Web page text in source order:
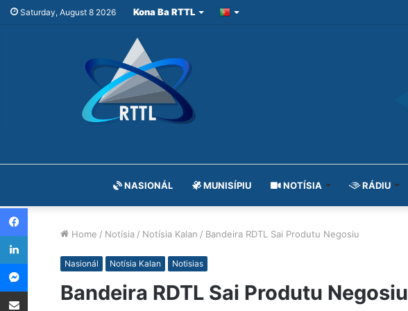
Saturday, August 8 2026 Kona Ba RTTL
NASIONÁL MUNISÍPIU NOTÍSIA RÁDIU
Home / Notísia / Notísia Kalan / Bandeira RDTL Sai Produtu Negosiu
Nasionál Notísia Kalan Notisias
Bandeira RDTL Sai Produtu Negosiu
Facebook
LinkedIn
Messenger